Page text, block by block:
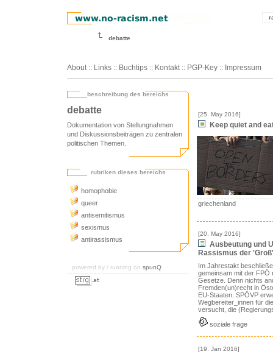
debatte
About :: Links :: Buchtips :: Kontakt :: PGP-Key :: Impressum
beschreibung des bereichs
debatte
Dokumentation von Stellungnahmen
und Diskussionsbeiträgen zu zentralen
politischen Themen.
rubriken dieses bereichs
homophobie
queer
antisemitismus
sexismus
antirassismus
powered by / running on spunQ
[25. May 2016]
Keep quiet and
griechenland
[20. May 2016]
Ausbeutung und
Rassismus der
Im Jahrestakt
gemeinsam mit der FPÖ
Gesetze. Denn nichts
Fremden(un)recht in
EU-Staaten. SPÖVP
Wegbereiter_innen für
versucht, die
soziale frage
[19. Jan 2016]